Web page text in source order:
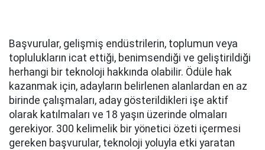
Başvurular, gelişmiş endüstrilerin, toplumun veya
toplulukların icat ettiği, benimsendiği ve geliştirildiği
herhangi bir teknoloji hakkında olabilir. Ödüle hak
kazanmak için, adayların belirlenen alanlardan en az
birinde çalışmaları, aday gösterildikleri işe aktif
olarak katılmaları ve 18 yaşın üzerinde olmaları
gerekiyor. 300 kelimelik bir yönetici özeti içermesi
gereken başvurular, teknoloji yoluyla etki yaratan